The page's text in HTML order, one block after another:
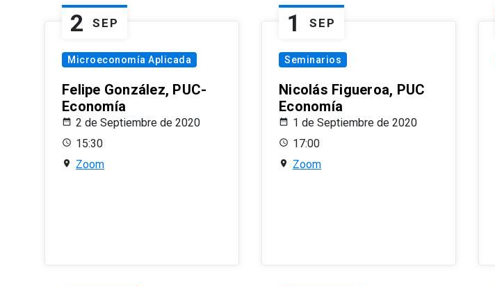
2 SEP
Microeconomía Aplicada
Felipe González, PUC-
Economía
2 de Septiembre de 2020
15:30
Zoom
1 SEP
Seminarios
Nicolás Figueroa, PUC
Economía
1 de Septiembre de 2020
17:00
Zoom